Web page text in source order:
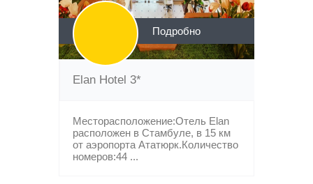
Подробно
Elan Hotel 3*
Месторасположение:Отель Elan
расположен в Стамбуле, в 15 км
от аэропорта Ататюрк.Количество
номеров:44 ...